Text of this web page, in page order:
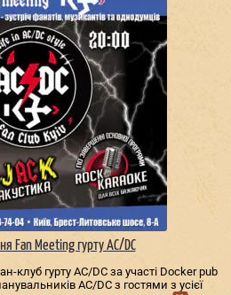
Fan Meeting гурту AC/DС
клуб гурту AC/DС за участі Docker pub
AC/DС з гостями з усієї